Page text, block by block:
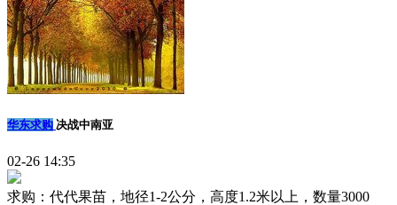
华东求购 决战中南亚
02-26 14:35
求购：代代果苗，地径1-2公分，高度1.2米以上，数量3000